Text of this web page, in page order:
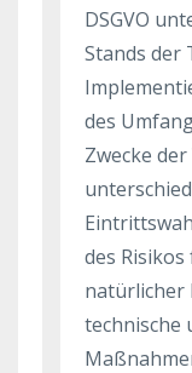
DSGVO
Stands der
des
Zwecke
des
natürlicher
technische